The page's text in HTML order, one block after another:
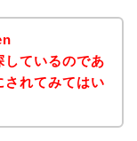
ているのであ
されてみてはい